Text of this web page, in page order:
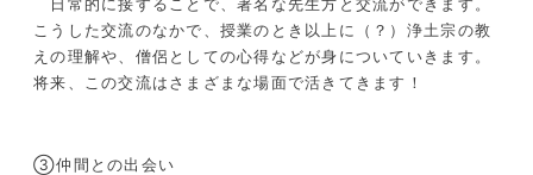
日常的に接することで、著名な先生方と交流ができます。
こうした交流のなかで、授業のとき以上に（？）浄土宗の教
えの理解や、僧侶としての心得などが身についていきます。
将来、この交流はさまざまな場面で活きてきます！
③仲間との出会い